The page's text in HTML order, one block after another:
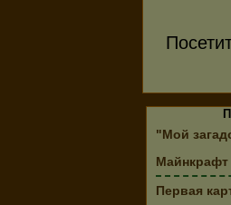
"Мой
Майнкрафт
Первая